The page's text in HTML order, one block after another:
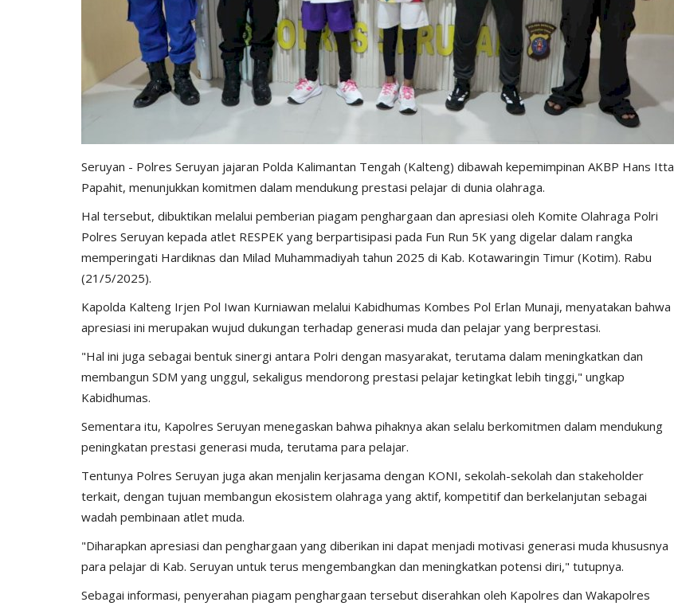
Seruyan - Polres Seruyan jajaran Polda Kalimantan Tengah (Kalteng) dibawah kepemimpinan AKBP Hans Itta
Papahit, menunjukkan komitmen dalam mendukung prestasi pelajar di dunia olahraga.
Hal tersebut, dibuktikan melalui pemberian piagam penghargaan dan apresiasi oleh Komite Olahraga Polri
Polres Seruyan kepada atlet RESPEK yang berpartisipasi pada Fun Run 5K yang digelar dalam rangka
memperingati Hardiknas dan Milad Muhammadiyah tahun 2025 di Kab. Kotawaringin Timur (Kotim). Rabu
(21/5/2025).
Kapolda Kalteng Irjen Pol Iwan Kurniawan melalui Kabidhumas Kombes Pol Erlan Munaji, menyatakan bahwa
apresiasi ini merupakan wujud dukungan terhadap generasi muda dan pelajar yang berprestasi.
"Hal ini juga sebagai bentuk sinergi antara Polri dengan masyarakat, terutama dalam meningkatkan dan
membangun SDM yang unggul, sekaligus mendorong prestasi pelajar ketingkat lebih tinggi," ungkap
Kabidhumas.
Sementara itu, Kapolres Seruyan menegaskan bahwa pihaknya akan selalu berkomitmen dalam mendukung
peningkatan prestasi generasi muda, terutama para pelajar.
Tentunya Polres Seruyan juga akan menjalin kerjasama dengan KONI, sekolah-sekolah dan stakeholder
terkait, dengan tujuan membangun ekosistem olahraga yang aktif, kompetitif dan berkelanjutan sebagai
wadah pembinaan atlet muda.
"Diharapkan apresiasi dan penghargaan yang diberikan ini dapat menjadi motivasi generasi muda khususnya
para pelajar di Kab. Seruyan untuk terus mengembangkan dan meningkatkan potensi diri," tutupnya.
Sebagai informasi, penyerahan piagam penghargaan tersebut diserahkan oleh Kapolres dan Wakapolres